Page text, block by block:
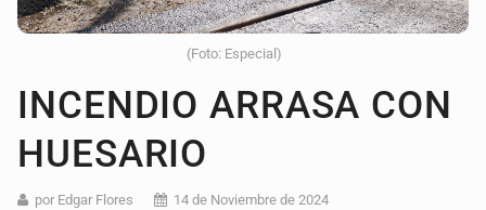
(Foto: Especial)
INCENDIO ARRASA CON
HUESARIO
por Edgar Flores 14 de Noviembre de 2024